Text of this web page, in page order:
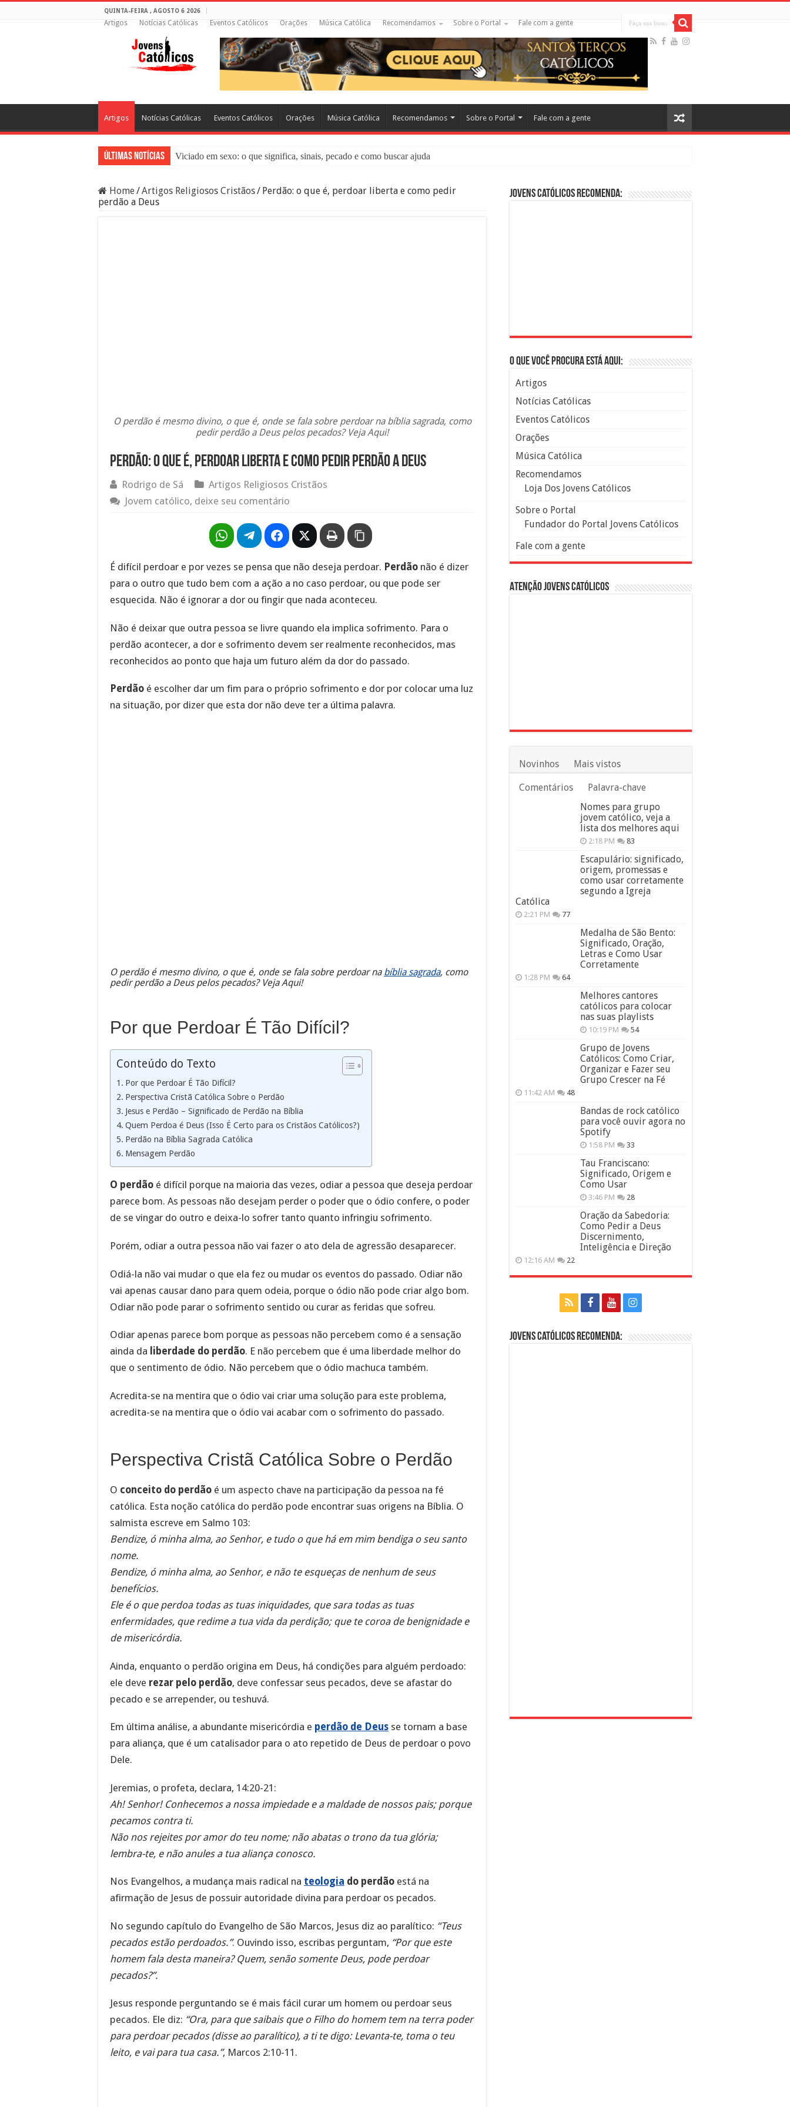
QUINTA-FEIRA , AGOSTO 6 2026
Artigos Notícias Católicas Eventos Católicos Orações Música Católica Recomendamos Sobre o Portal Fale com a gente
Artigos Notícias Católicas Eventos Católicos Orações Música Católica Recomendamos Sobre o Portal Fale com a gente
Últimas Notícias
Viciado em sexo: o que significa, sinais, pecado e como buscar ajuda
Filme Sagrado Coração – Seu Reino Não Terá Fim: O Documentário Que Vai Tocar os Católicos no Cinema
Home/Artigos Religiosos Cristãos/ Perdão: o que é, perdoar liberta e como pedir
perdão a Deus
O perdão é mesmo divino, o que é, onde se fala sobre perdoar na bíblia sagrada, como
pedir perdão a Deus pelos pecados? Veja Aqui!
Perdão: o que é, perdoar liberta e como pedir perdão a Deus
Rodrigo de Sá
Artigos Religiosos Cristãos
Jovem católico, deixe seu comentário
É difícil perdoar e por vezes se pensa que não deseja perdoar. Perdão não é dizer
para o outro que tudo bem com a ação a no caso perdoar, ou que pode ser
esquecida. Não é ignorar a dor ou fingir que nada aconteceu.
Não é deixar que outra pessoa se livre quando ela implica sofrimento. Para o
perdão acontecer, a dor e sofrimento devem ser realmente reconhecidos, mas
reconhecidos ao ponto que haja um futuro além da dor do passado.
Perdão é escolher dar um fim para o próprio sofrimento e dor por colocar uma luz
na situação, por dizer que esta dor não deve ter a última palavra.
O perdão é mesmo divino, o que é, onde se fala sobre perdoar na bíblia sagrada, como
pedir perdão a Deus pelos pecados? Veja Aqui!
Por que Perdoar É Tão Difícil?
Conteúdo do Texto
Por que Perdoar É Tão Difícil?
Perspectiva Cristã Católica Sobre o Perdão
Jesus e Perdão – Significado de Perdão na Bíblia
Quem Perdoa é Deus (Isso É Certo para os Cristãos Católicos?)
Perdão na Bíblia Sagrada Católica
Mensagem Perdão
O perdão é difícil porque na maioria das vezes, odiar a pessoa que deseja perdoar
parece bom. As pessoas não desejam perder o poder que o ódio confere, o poder
de se vingar do outro e deixa-lo sofrer tanto quanto infringiu sofrimento.
Porém, odiar a outra pessoa não vai fazer o ato dela de agressão desaparecer.
Odiá-la não vai mudar o que ela fez ou mudar os eventos do passado. Odiar não
vai apenas causar dano para quem odeia, porque o ódio não pode criar algo bom.
Odiar não pode parar o sofrimento sentido ou curar as feridas que sofreu.
Odiar apenas parece bom porque as pessoas não percebem como é a sensação
ainda da liberdade do perdão. E não percebem que é uma liberdade melhor do
que o sentimento de ódio. Não percebem que o ódio machuca também.
Acredita-se na mentira que o ódio vai criar uma solução para este problema,
acredita-se na mentira que o ódio vai acabar com o sofrimento do passado.
Perspectiva Cristã Católica Sobre o Perdão
O conceito do perdão é um aspecto chave na participação da pessoa na fé
católica. Esta noção católica do perdão pode encontrar suas origens na Bíblia. O
salmista escreve em Salmo 103:
Bendize, ó minha alma, ao Senhor, e tudo o que há em mim bendiga o seu santo
nome.
Bendize, ó minha alma, ao Senhor, e não te esqueças de nenhum de seus
benefícios.
Ele é o que perdoa todas as tuas iniquidades, que sara todas as tuas
enfermidades, que redime a tua vida da perdição; que te coroa de benignidade e
de misericórdia.
Ainda, enquanto o perdão origina em Deus, há condições para alguém perdoado:
ele deve rezar pelo perdão, deve confessar seus pecados, deve se afastar do
pecado e se arrepender, ou teshuvá.
Em última análise, a abundante misericórdia e perdão de Deus se tornam a base
para aliança, que é um catalisador para o ato repetido de Deus de perdoar o povo
Dele.
Jeremias, o profeta, declara, 14:20-21:
Ah! Senhor! Conhecemos a nossa impiedade e a maldade de nossos pais; porque
pecamos contra ti.
Não nos rejeites por amor do teu nome; não abatas o trono da tua glória;
lembra-te, e não anules a tua aliança conosco.
Nos Evangelhos, a mudança mais radical na teologia do perdão está na
afirmação de Jesus de possuir autoridade divina para perdoar os pecados.
No segundo capítulo do Evangelho de São Marcos, Jesus diz ao paralítico: “Teus
pecados estão perdoados.”. Ouvindo isso, escribas perguntam, “Por que este
homem fala desta maneira? Quem, senão somente Deus, pode perdoar
pecados?”.
Jesus responde perguntando se é mais fácil curar um homem ou perdoar seus
pecados. Ele diz: “Ora, para que saibais que o Filho do homem tem na terra poder
para perdoar pecados (disse ao paralítico), a ti te digo: Levanta-te, toma o teu
leito, e vai para tua casa.”, Marcos 2:10-11.
Jovens Católicos Recomenda:
O que você procura está aqui:
Artigos
Notícias Católicas
Eventos Católicos
Orações
Música Católica
Recomendamos
Loja Dos Jovens Católicos
Sobre o Portal
Fundador do Portal Jovens Católicos
Fale com a gente
Atenção Jovens Católicos
Novinhos Mais vistos
Comentários
Palavra-chave
Nomes para grupo
jovem católico, veja a
lista dos melhores aqui
2:18 PM 83
Escapulário: significado,
origem, promessas e
como usar corretamente
segundo a Igreja
Católica
2:21 PM 77
Medalha de São Bento:
Significado, Oração,
Letras e Como Usar
Corretamente
1:28 PM 64
Melhores cantores
católicos para colocar
nas suas playlists
10:19 PM 54
Grupo de Jovens
Católicos: Como Criar,
Organizar e Fazer seu
Grupo Crescer na Fé
11:42 AM 48
Bandas de rock católico
para você ouvir agora no
Spotify
1:58 PM 33
Tau Franciscano:
Significado, Origem e
Como Usar
3:46 PM 28
Oração da Sabedoria:
Como Pedir a Deus
Discernimento,
Inteligência e Direção
12:16 AM 22
Jovens Católicos Recomenda: